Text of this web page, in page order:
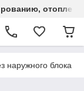
наружного блока